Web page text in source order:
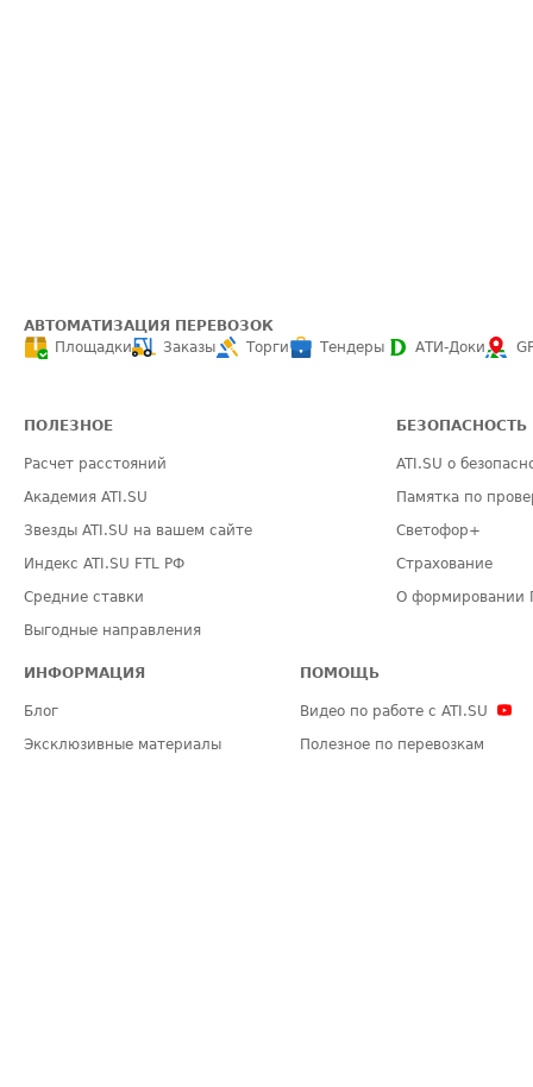
АВТОМАТИЗАЦИЯ ПЕРЕВОЗОК
Площадки
Заказы Торги Тендеры АТИ-Доки
ПОЛЕЗНОЕ
Расчет расстояний
Академия ATI.SU
Звезды ATI.SU на вашем сайте
Индекс ATI.SU FTL РФ
Средние ставки
Выгодные направления
БЕЗОПАСНОСТЬ
ATI.SU о
Памятка по
Светофор+
Страхование
О формировании
ИНФОРМАЦИЯ
Блог
Эксклюзивные материалы
ПОМОЩЬ
Видео по работе с ATI.SU
Полезное по перевозкам